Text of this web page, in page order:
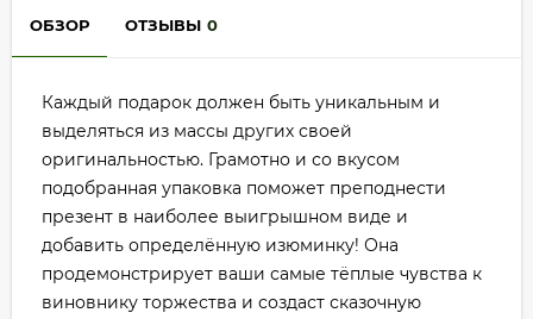
ОБЗОР ОТЗЫВЫ 0
Каждый подарок должен быть уникальным и
выделяться из массы других своей
оригинальностью. Грамотно и со вкусом
подобранная упаковка поможет преподнести
презент в наиболее выигрышном виде и
добавить определённую изюминку! Она
продемонстрирует ваши самые тёплые чувства к
виновнику торжества и создаст сказочную